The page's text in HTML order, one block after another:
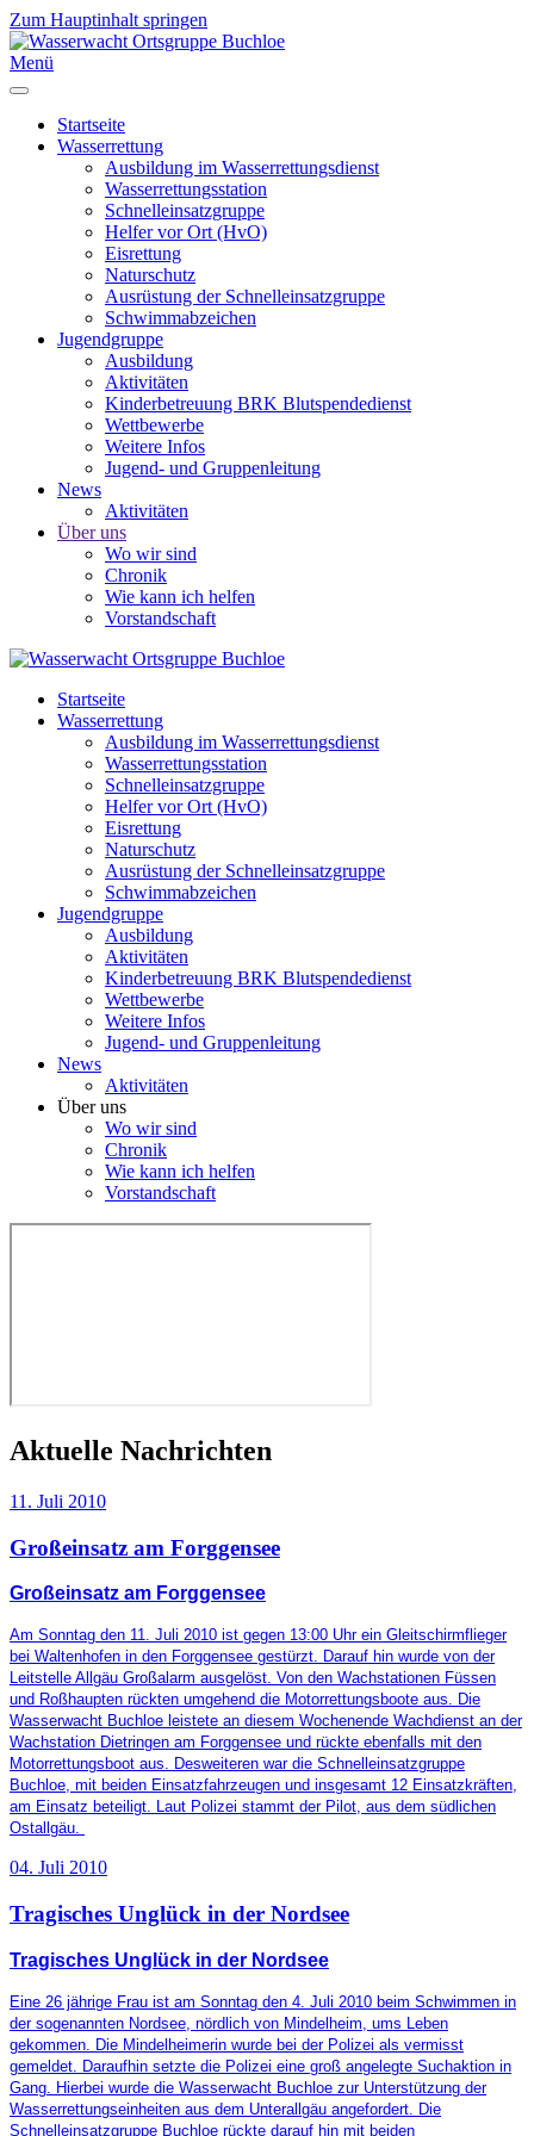
Zum Hauptinhalt springen
Menü
Startseite
Wasserrettung
Ausbildung im Wasserrettungsdienst
Wasserrettungsstation
Schnelleinsatzgruppe
Helfer vor Ort (HvO)
Eisrettung
Naturschutz
Ausrüstung der Schnelleinsatzgruppe
Schwimmabzeichen
Jugendgruppe
Ausbildung
Aktivitäten
Kinderbetreuung BRK Blutspendedienst
Wettbewerbe
Weitere Infos
Jugend- und Gruppenleitung
News
Aktivitäten
Über uns
Wo wir sind
Chronik
Wie kann ich helfen
Vorstandschaft
Startseite
Wasserrettung
Ausbildung im Wasserrettungsdienst
Wasserrettungsstation
Schnelleinsatzgruppe
Helfer vor Ort (HvO)
Eisrettung
Naturschutz
Ausrüstung der Schnelleinsatzgruppe
Schwimmabzeichen
Jugendgruppe
Ausbildung
Aktivitäten
Kinderbetreuung BRK Blutspendedienst
Wettbewerbe
Weitere Infos
Jugend- und Gruppenleitung
News
Aktivitäten
Über uns
Wo wir sind
Chronik
Wie kann ich helfen
Vorstandschaft
Aktuelle Nachrichten
11. Juli 2010
Großeinsatz am Forggensee
Großeinsatz am Forggensee
Am Sonntag den 11. Juli 2010 ist gegen 13:00 Uhr ein Gleitschirmflieger
bei Waltenhofen in den Forggensee gestürzt. Darauf hin wurde von der
Leitstelle Allgäu Großalarm ausgelöst. Von den Wachstationen Füssen
und Roßhaupten rückten umgehend die Motorrettungsboote aus. Die
Wasserwacht Buchloe leistete an diesem Wochenende Wachdienst an der
Wachstation Dietringen am Forggensee und rückte ebenfalls mit den
Motorrettungsboot aus. Desweiteren war die Schnelleinsatzgruppe
Buchloe, mit beiden Einsatzfahrzeugen und insgesamt 12 Einsatzkräften,
am Einsatz beteiligt. Laut Polizei stammt der Pilot, aus dem südlichen
Ostallgäu.
04. Juli 2010
Tragisches Unglück in der Nordsee
Tragisches Unglück in der Nordsee
Eine 26 jährige Frau ist am Sonntag den 4. Juli 2010 beim Schwimmen in
der sogenannten Nordsee, nördlich von Mindelheim, ums Leben
gekommen. Die Mindelheimerin wurde bei der Polizei als vermisst
gemeldet. Daraufhin setzte die Polizei eine groß angelegte Suchaktion in
Gang. Hierbei wurde die Wasserwacht Buchloe zur Unterstützung der
Wasserrettungseinheiten aus dem Unterallgäu angefordert. Die
Schnelleinsatzgruppe Buchloe rückte darauf hin mit beiden